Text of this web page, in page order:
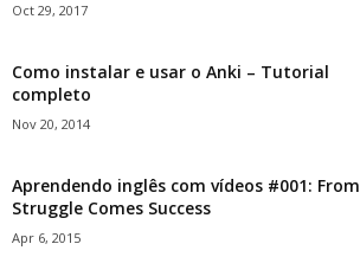
Oct 29, 2017
Como instalar e usar o Anki – Tutorial
completo
Nov 20, 2014
Aprendendo inglês com vídeos #001: From
Struggle Comes Success
Apr 6, 2015